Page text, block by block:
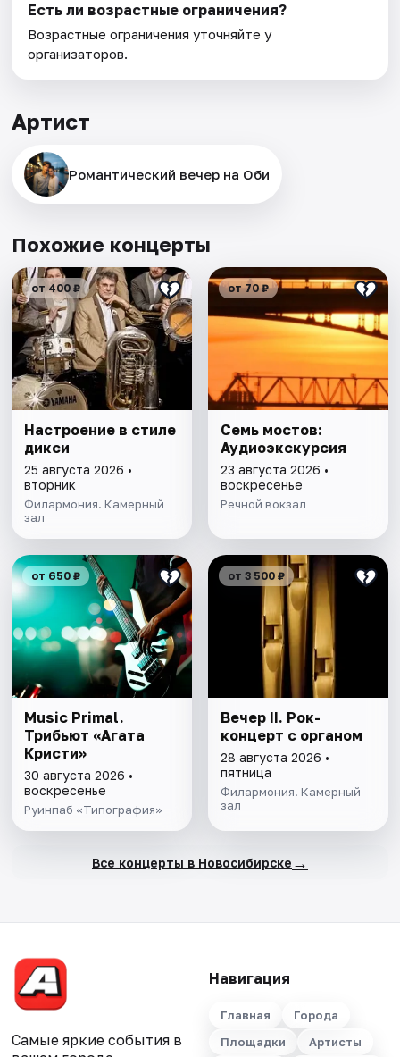
Есть ли возрастные ограничения?
Возрастные ограничения уточняйте у
организаторов.
Артист
Романтический вечер на Оби
Похожие концерты
от 400 ₽
Настроение в стиле
дикси
25 августа 2026 •
вторник
Филармония. Камерный
зал
от 70 ₽
Семь мостов:
Аудиоэкскурсия
23 августа 2026 •
воскресенье
Речной вокзал
от 650 ₽
Music Primal.
Трибьют «Агата
Кристи»
30 августа 2026 •
воскресенье
Руинпаб «Типография»
от 3 500 ₽
Вечер II. Рок-
концерт с органом
28 августа 2026 •
пятница
Филармония. Камерный
зал
Все концерты в Новосибирске →
Самые яркие события в
Навигация
Главная
Города
Площадки
Артисты